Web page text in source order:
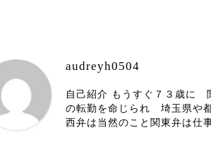
audreyh0504
自己紹介 もうすぐ７３歳に
の転勤を命じられ 埼玉県や
西弁は当然のこと関東弁は仕